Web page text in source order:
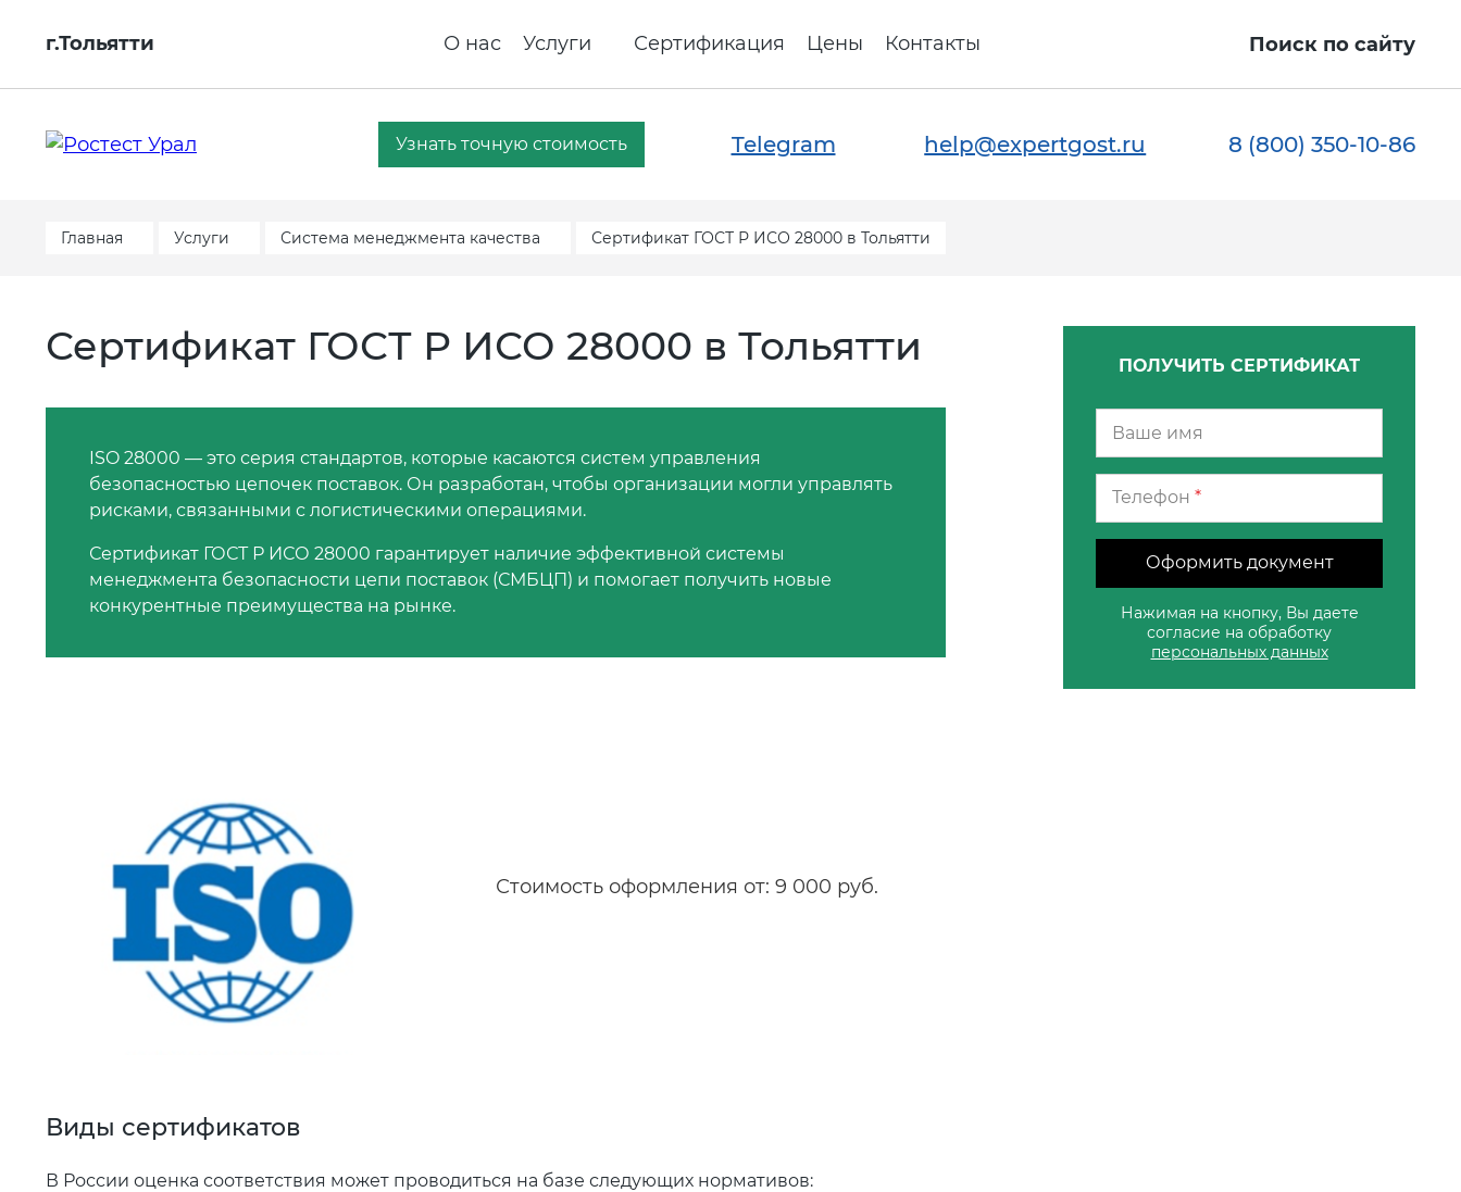
г.Тольятти О нас Услуги Сертификация Цены Контакты Поиск по сайту
Узнать точную стоимость Telegram help@expertgost.ru 8 (800) 350-10-86
Главная Услуги Система менеджмента качества Сертификат ГОСТ Р ИСО 28000 в Тольятти
Сертификат ГОСТ Р ИСО 28000 в Тольятти
ISO 28000 — это серия стандартов, которые касаются систем управления
безопасностью цепочек поставок. Он разработан, чтобы организации могли управлять
рисками, связанными с логистическими операциями.
Сертификат ГОСТ Р ИСО 28000 гарантирует наличие эффективной системы
менеджмента безопасности цепи поставок (СМБЦП) и помогает получить новые
конкурентные преимущества на рынке.
Стоимость оформления от: 9 000 руб.
Виды сертификатов
В России оценка соответствия может проводиться на базе следующих нормативов:
ПОЛУЧИТЬ СЕРТИФИКАТ
Телефон *
Оформить документ
Нажимая на кнопку, Вы даете
согласие на обработку
персональных данных